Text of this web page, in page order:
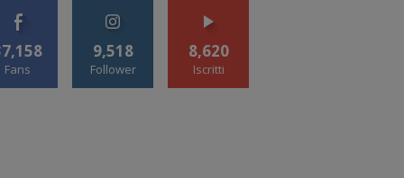
Fans
9,518
Follower
8,620
Iscritti